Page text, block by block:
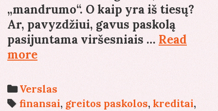
„mandrumo“. O kaip yra iš tiesų?
Ar, pavyzdžiui, gavus paskolą
pasijuntama viršesniais … Read
morePaskolos
keičia
gyvenimą?
Categories
Verslas
Tags
finansai, greitos paskolos, kreditai,